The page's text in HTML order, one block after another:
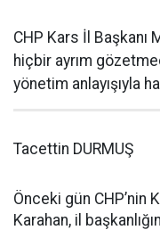
CHP Kars İl Başkanı
hiçbir ayrım
yönetim anlayışıyla
Tacettin DURMUŞ
Önceki gün CHP’nin
Karahan, il